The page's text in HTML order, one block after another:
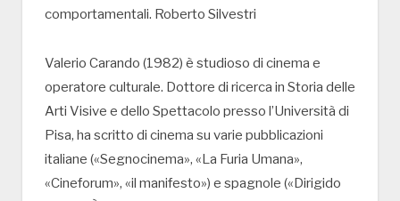
comportamentali. Roberto Silvestri
Valerio Carando (1982) è studioso di cinema e
operatore culturale. Dottore di ricerca in Storia delle
Arti Visive e dello Spettacolo presso l’Università di
Pisa, ha scritto di cinema su varie pubblicazioni
italiane («Segnocinema», «La Furia Umana»,
«Cineforum», «il manifesto») e spagnole («Dirigido